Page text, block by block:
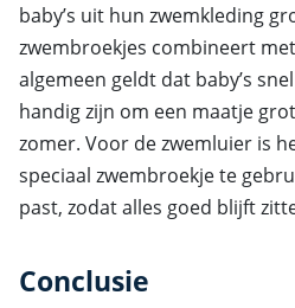
baby’s uit hun zwemkleding
zwembroekjes combineert
algemeen geldt dat baby’s
handig zijn om een maatje
zomer. Voor de zwemluier is
speciaal zwembroekje te
past, zodat alles goed blijft
Conclusie